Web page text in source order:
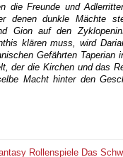
die Freunde und
denen dunkle Mächte
Gion auf den
klären muss, wird
Gefährten Taperian
der die Kirchen und das
Macht hinter den
Rollenspiele Das